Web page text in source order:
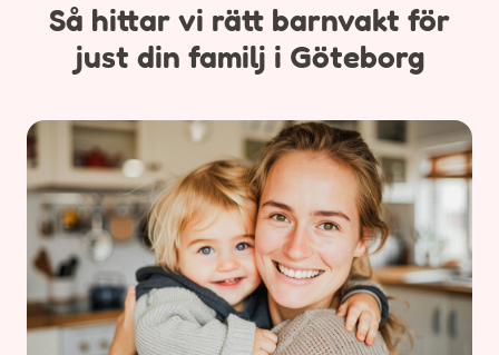
Så hittar vi rätt barnvakt för
just din familj i Göteborg